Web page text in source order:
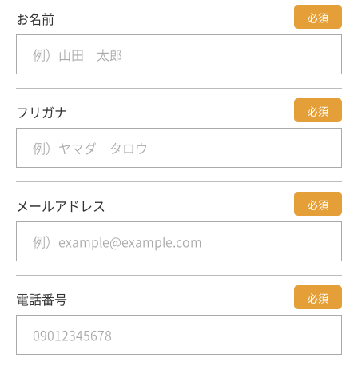
お名前 必須
フリガナ 必須
メールアドレス 必須
電話番号 必須